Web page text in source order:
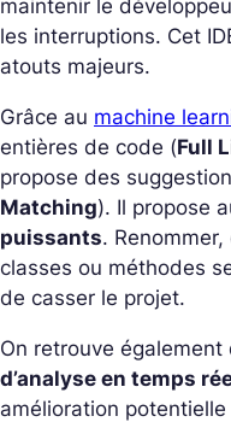
maintenir le
les interruptions. Cet
atouts majeurs.
Grâce au machine
entières de code (Full
propose des
Matching). Il propose
puissants.
classes ou méthodes
de casser le projet.
On retrouve également
d’analyse en temps
amélioration